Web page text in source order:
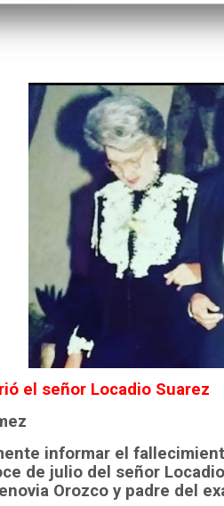
el señor Locadio Suarez
informar el
de julio del señor
Orozco y padre del